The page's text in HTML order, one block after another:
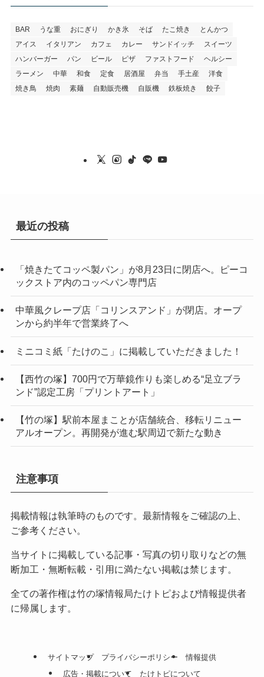
BAR うな重 おにぎり かき氷 そば たこ焼き
とんかつ
アイス
イタリアン カフェ カレー サンドイッチ
スイーツ
ハンバーガー
パン ビール ピザ ファストフード
ヘルシー
ラーメン
中華 和食 定食 居酒屋 弁当 手土産
洋食
焼き鳥
焼肉 素麺 自動販売機 自販機 鉄板焼き 餃子
最近の投稿
「焼きたてコッペ製パン」が8月23日に閉店へ。ピーコ
ックストア内のコッペパン専門店
中華風クレープ店「コリンスアンド」が閉店。オープ
ンから約半年で営業終了へ
ミニコミ紙「たけのこ」に掲載していただきました！
【西竹の塚】700円で万華鏡作りも楽しめる“足立ブラ
ンド”認定工房「プリントアート」
【竹の塚】駅前本屋まことが店舗統合、移転リニュー
アルオープン。再開発が進む駅周辺で新たな動き
注意事項
掲載情報は執筆時のものです。最新情報をご確認の上、
ご参考ください。
当サイトに掲載している記事・写真の切り取りなどの無
断加工・無断転載・引用に満たない掲載は禁じます。
全ての著作権は竹の塚情報局たけトピおよび情報提供者
に帰属します。
サイトマップ プライバシーポリシー
情報提供
広告・掲載について
たけトピについて